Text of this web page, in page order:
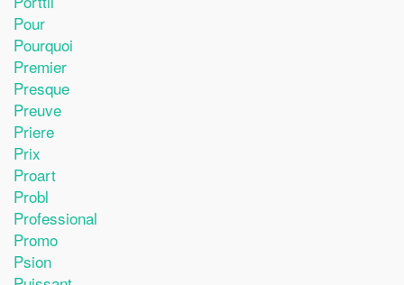
Pour
Pourquoi
Premier
Presque
Preuve
Priere
Prix
Proart
Probl
Professional
Promo
Psion